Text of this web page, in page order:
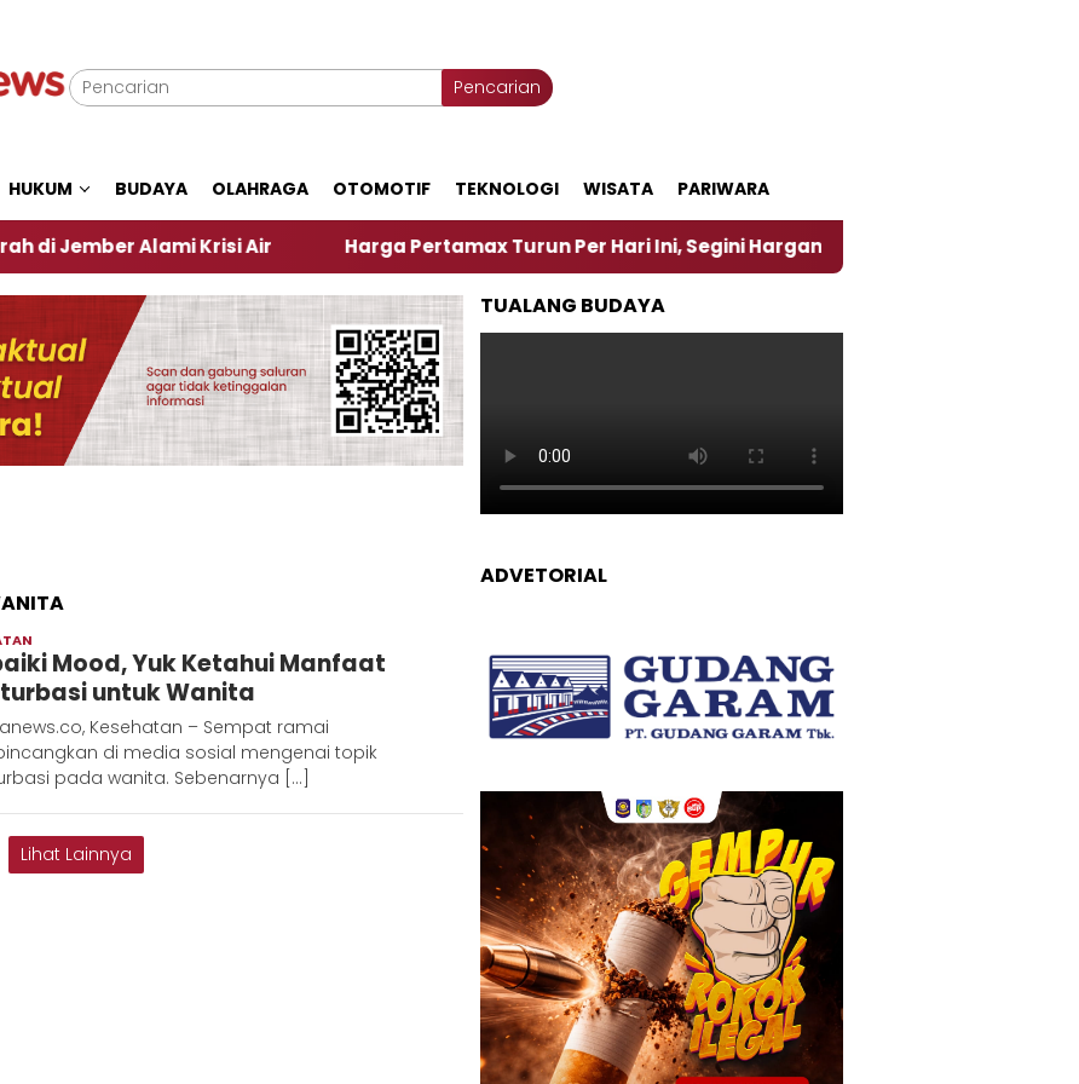
Pencarian
HUKUM BUDAYA OLAHRAGA OTOMOTIF TEKNOLOGI WISATA PARIWARA
Alami Krisi Air Harga Pertamax Turun Per Hari Ini, Segini Harganya ‎Nasirun Maestro Lukis
Mood, Yuk Ketahui Manfaat
untuk Wanita
Kesehatan – Sempat ramai
di media sosial mengenai topik
pada wanita. Sebenarnya […]
Lihat Lainnya
TUALANG BUDAYA
ADVETORIAL